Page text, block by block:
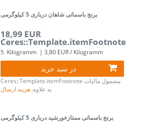
برنج باسماتی شاهان درباری 5 کیلوگرمی
18,99 EUR
Ceres::Template.itemFootnote
5 Kilogramm | 3,80 EUR / Kilogramm
در سبد خرید
Ceres::Template.itemFootnote مشمول مالیات
به علاوه. هزینه ارسال
برنج باسماتی ممتازخورشید درباری 5 کیلوگرمی